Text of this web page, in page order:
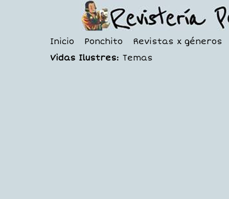
Inicio Ponchito
Revistas x géneros
Vidas Ilustres: Temas